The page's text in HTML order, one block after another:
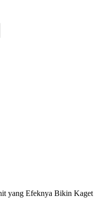
yang Efeknya Bikin Kaget